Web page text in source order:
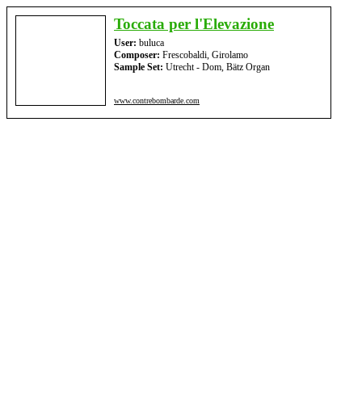
Toccata per l'Elevazione
User: buluca
Composer: Frescobaldi, Girolamo
Sample Set: Utrecht - Dom, Bätz Organ
www.contrebombarde.com